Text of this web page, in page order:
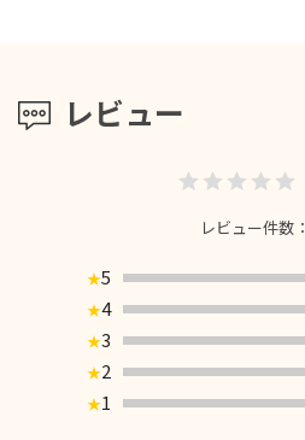
レビュー
レビュー件数：
★5
★4
★3
★2
★1